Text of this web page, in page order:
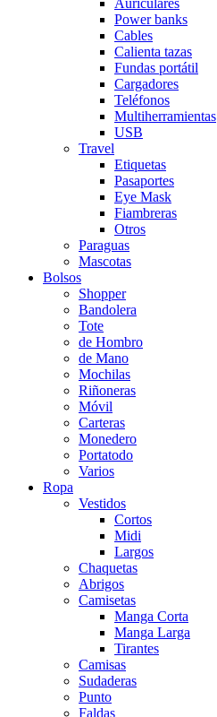
Power banks
Cables
Calienta tazas
Fundas portátil
Cargadores
Teléfonos
Multiherramientas
USB
Travel
Etiquetas
Pasaportes
Eye Mask
Fiambreras
Otros
Paraguas
Mascotas
Bolsos
Shopper
Bandolera
Tote
de Hombro
de Mano
Mochilas
Riñoneras
Móvil
Carteras
Monedero
Portatodo
Varios
Ropa
Vestidos
Cortos
Midi
Largos
Chaquetas
Abrigos
Camisetas
Manga Corta
Manga Larga
Tirantes
Camisas
Sudaderas
Punto
Faldas